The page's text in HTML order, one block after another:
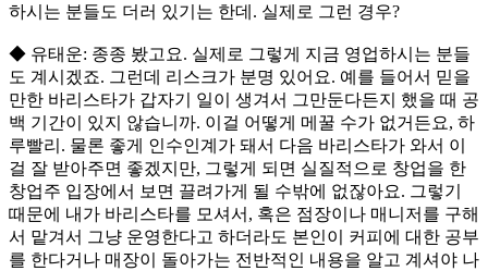
하시는 분들도 더러 있기는 한데. 실제로 그런 경우?
◆ 유태운: 종종 봤고요. 실제로 그렇게 지금 영업하시는 분들
도 계시겠죠. 그런데 리스크가 분명 있어요. 예를 들어서 믿을
만한 바리스타가 갑자기 일이 생겨서 그만둔다든지 했을 때 공
백 기간이 있지 않습니까. 이걸 어떻게 메꿀 수가 없거든요, 하
루빨리. 물론 좋게 인수인계가 돼서 다음 바리스타가 와서 이
걸 잘 받아주면 좋겠지만, 그렇게 되면 실질적으로 창업을 한
창업주 입장에서 보면 끌려가게 될 수밖에 없잖아요. 그렇기
때문에 내가 바리스타를 모셔서, 혹은 점장이나 매니저를 구해
서 맡겨서 그냥 운영한다고 하더라도 본인이 커피에 대한 공부
를 한다거나 매장이 돌아가는 전반적인 내용을 알고 계셔야 나